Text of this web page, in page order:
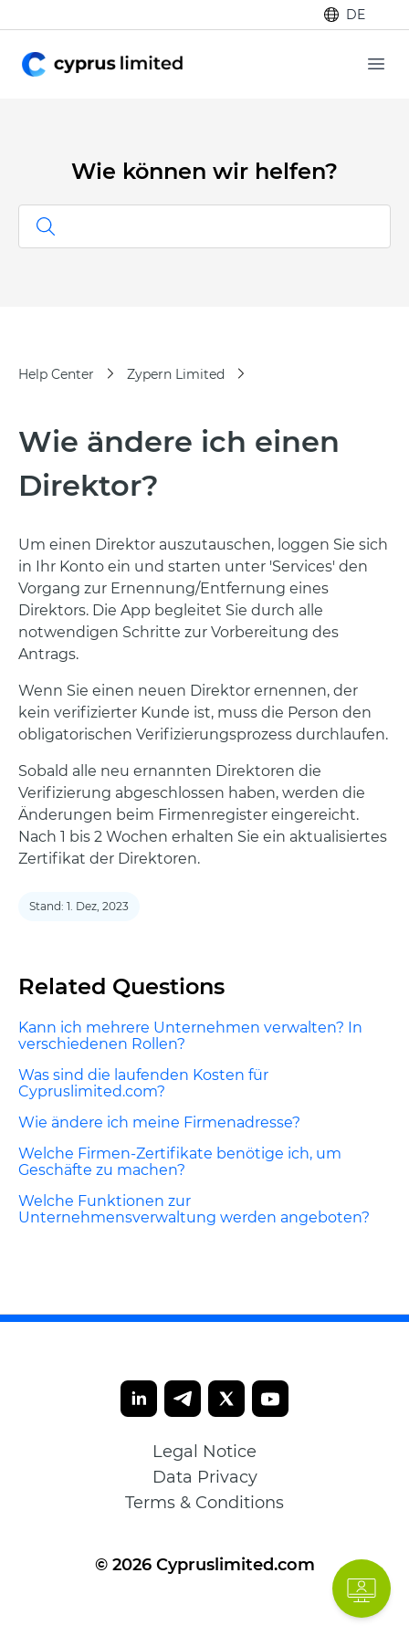
DE
Wie können wir helfen?
Help Center Zypern Limited
Wie ändere ich einen
Direktor?
Um einen Direktor auszutauschen, loggen Sie sich
in Ihr Konto ein und starten unter 'Services' den
Vorgang zur Ernennung/Entfernung eines
Direktors. Die App begleitet Sie durch alle
notwendigen Schritte zur Vorbereitung des
Antrags.
Wenn Sie einen neuen Direktor ernennen, der
kein verifizierter Kunde ist, muss die Person den
obligatorischen Verifizierungsprozess durchlaufen.
Sobald alle neu ernannten Direktoren die
Verifizierung abgeschlossen haben, werden die
Änderungen beim Firmenregister eingereicht.
Nach 1 bis 2 Wochen erhalten Sie ein aktualisiertes
Zertifikat der Direktoren.
Stand: 1. Dez, 2023
Related Questions
Kann ich mehrere Unternehmen verwalten? In
verschiedenen Rollen?
Was sind die laufenden Kosten für
Cypruslimited.com?
Wie ändere ich meine Firmenadresse?
Welche Firmen-Zertifikate benötige ich, um
Geschäfte zu machen?
Welche Funktionen zur
Unternehmensverwaltung werden angeboten?
© 2026 Cypruslimited.com
Legal Notice
Data Privacy
Terms & Conditions